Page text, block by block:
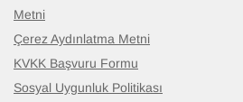
Metni
Çerez Aydınlatma Metni
KVKK Başvuru Formu
Sosyal Uygunluk Politikası